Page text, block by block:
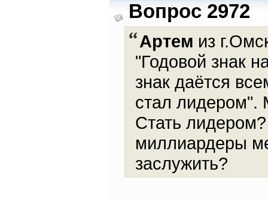
Вопрос 2972
Артем из
"Годовой знак
знак даётся
стал лидером".
Стать
миллиардеры
заслужить?